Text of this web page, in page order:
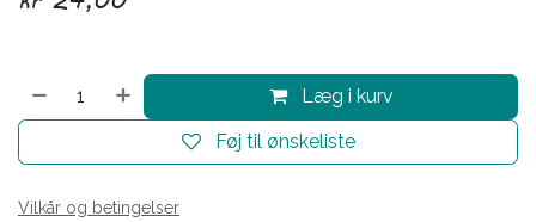
Læg i kurv
Føj til ønskeliste
Vilkår og betingelser